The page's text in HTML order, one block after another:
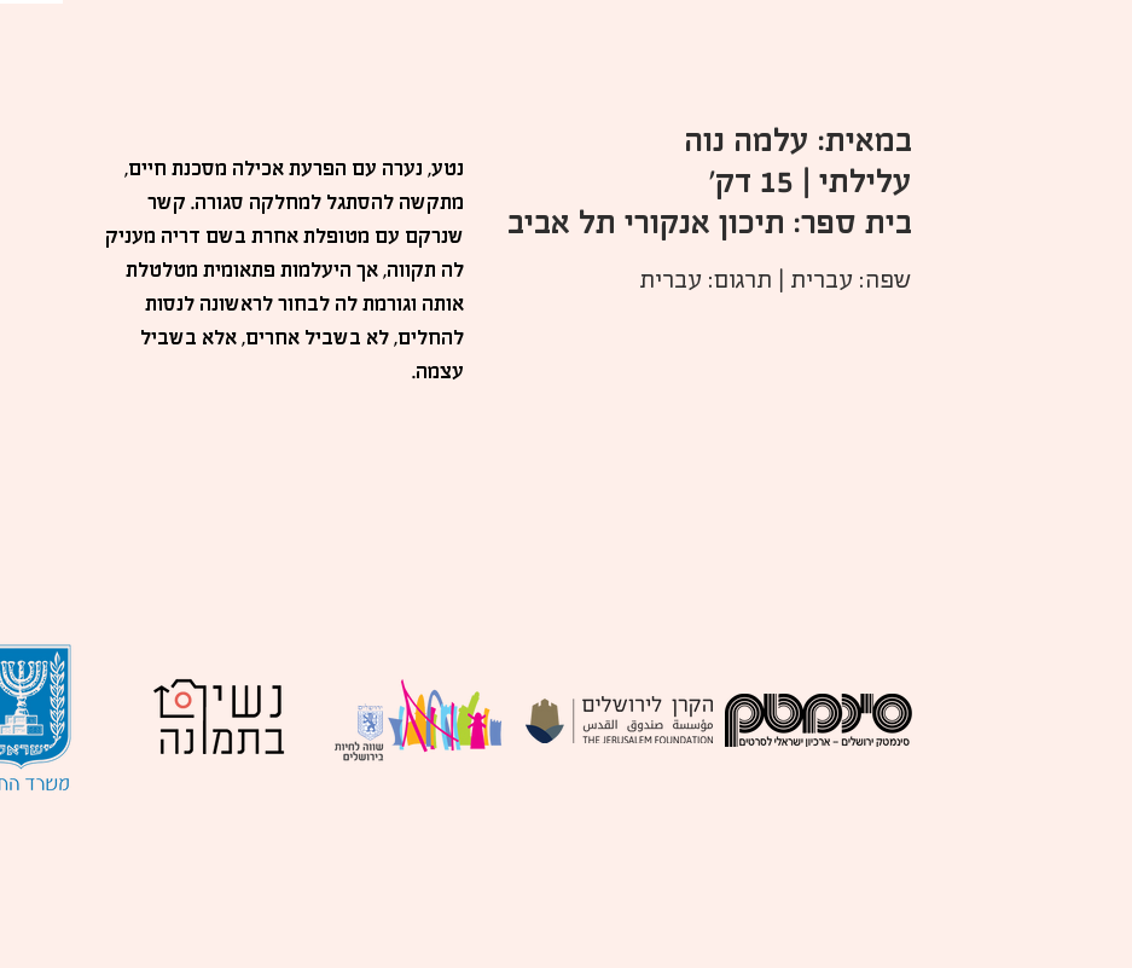
נטע, נערה עם הפרעת אכילה מסכנת חיים,
מתקשה להסתגל למחלקה סגורה. קשר
שנרקם עם מטופלת אחרת בשם דריה מעניק
לה תקווה, אך היעלמות פתאומית מטלטלת
אותה וגורמת לה לבחור לראשונה לנסות
להחלים, לא בשביל אחרים, אלא בשביל
עצמה.
במאית: עלמה נוה
עלילתי | 15 דק'
בית ספר: תיכון אנקורי תל אביב
שפה: עברית | תרגום: עברית